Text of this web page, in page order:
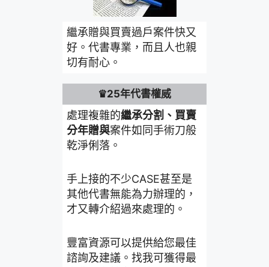
繼承贈與買賣過戶案件快又
好。代書專業，而且人也親
切有耐心。
♛25年代書權威
處理複雜的繼承分割、買賣
分年贈與案件如同手術刀般
乾淨俐落。
手上接的不少CASE甚至是
其他代書無能為力辦理的，
才又轉介紹過來處理的。
豐富資源可以提供給您最佳
諮詢及建議。找我可獲得最